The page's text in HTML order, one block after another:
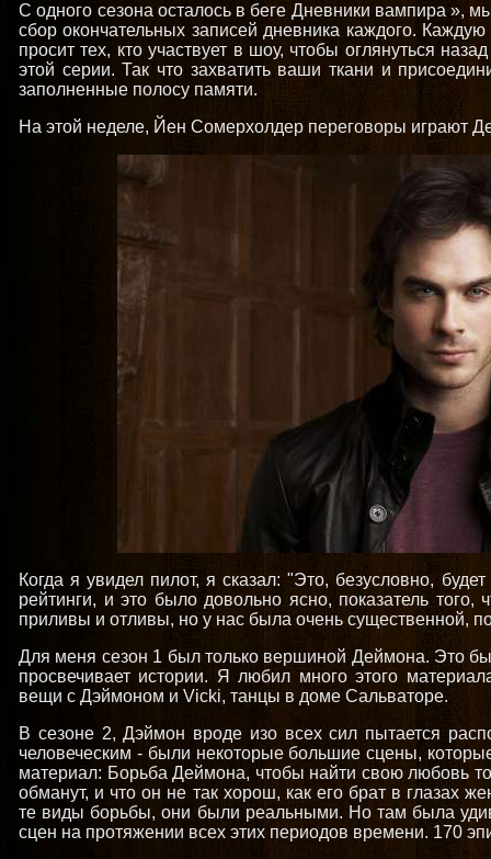
С одного сезона осталось в беге Дневники вампира »,
сбор окончательных записей дневника каждого.
просит тех, кто участвует в шоу, чтобы оглянуться
этой серии. Так что захватить ваши ткани и
заполненные полосу памяти.
На этой неделе, Йен Сомерхолдер переговоры играют
Когда я увидел пилот, я сказал: "Это, безусловно,
рейтинги, и это было довольно ясно, показатель
приливы и отливы, но у нас была очень существенной,
Для меня сезон 1 был только вершиной Деймона. Это
просвечивает истории. Я любил много этого
вещи с Дэймоном и Vicki, танцы в доме Сальваторе.
В сезоне 2, Дэймон вроде изо всех сил пытается
человеческим - были некоторые большие сцены,
материал: Борьба Деймона, чтобы найти свою любовь
обманут, и что он не так хорош, как его брат в глазах
те виды борьбы, они были реальными. Но там была
сцен на протяжении всех этих периодов времени. 170